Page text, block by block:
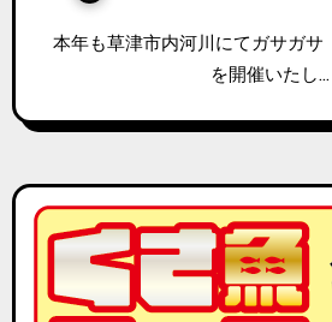
本年も草津市内河川にてガサガサ（魚取り）と魚釣り
を開催いたし…